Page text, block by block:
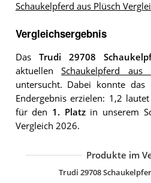
Schaukelpferd aus Plüsch
Vergleichsergebnis
Das Trudi 29708
aktuellenSchaukelpferd aus
untersucht. Dabei konnte
Endergebnis erzielen: 1,2
für den 1. Platzin unserem
Vergleich 2026.
Produkte im
Trudi 29708